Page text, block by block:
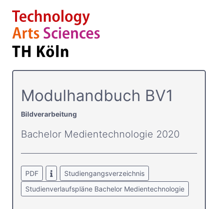
Modulhandbuch BV1
Bildverarbeitung
Bachelor Medientechnologie 2020
PDF
Studiengangsverzeichnis
Studienverlaufspläne Bachelor Medientechnologie